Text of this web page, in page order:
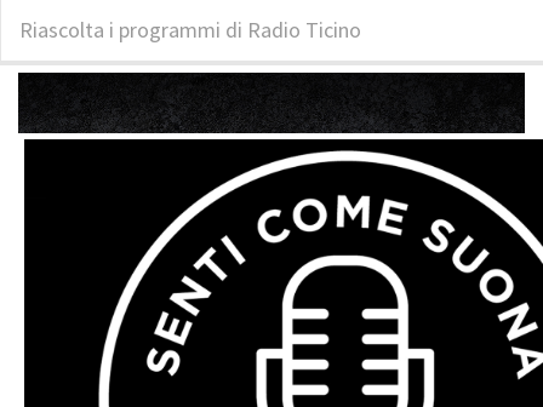
Riascolta i programmi di Radio Ticino